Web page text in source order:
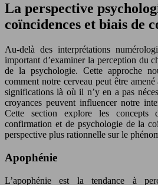
La perspective
coïncidences et biais de
Au-delà des interprétations
important d’examiner la perception du
de la psychologie. Cette approche
comment notre cerveau peut être
significations là où il n’y en a pas
croyances peuvent influencer notre
Cette section explore les concepts
confirmation et de psychologie de la
perspective plus rationnelle sur le
Apophénie
L’apophénie est la tendance à